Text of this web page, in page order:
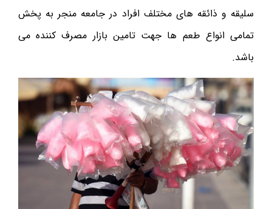
سلیقه و ذائقه های مختلف افراد در جامعه منجر به پخش
تمامی انواع طعم ها جهت تامین بازار مصرف کننده می
باشد.